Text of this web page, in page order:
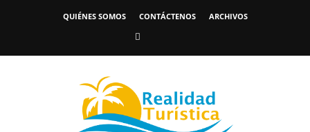
QUIÉNES SOMOS CONTÁCTENOS ARCHIVOS